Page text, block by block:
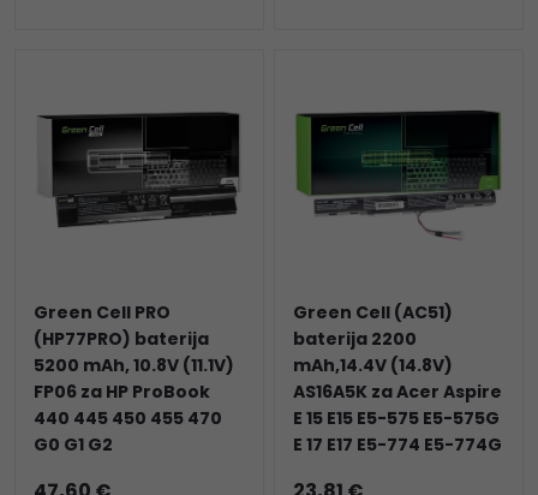
Green Cell PRO
(HP77PRO) baterija
5200 mAh, 10.8V (11.1V)
FP06 za HP ProBook
440 445 450 455 470
G0 G1 G2
Green Cell (AC51)
baterija 2200
mAh,14.4V (14.8V)
AS16A5K za Acer Aspire
E 15 E15 E5-575 E5-575G
E 17 E17 E5-774 E5-774G